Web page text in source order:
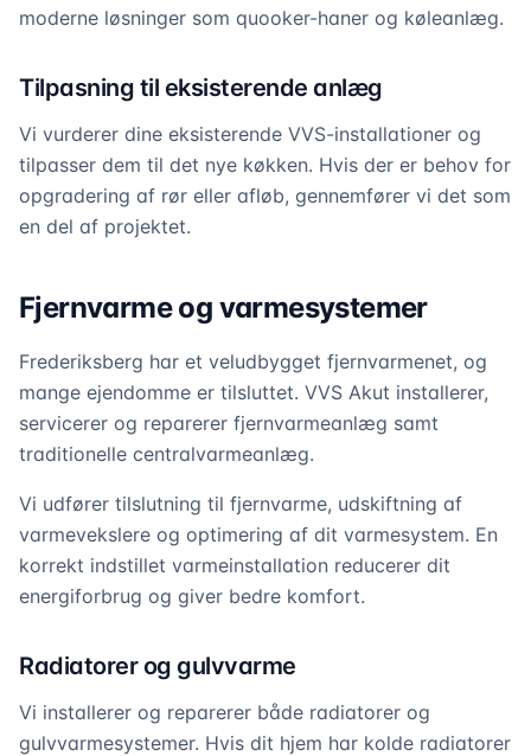
moderne løsninger som quooker-haner og køleanlæg.
Tilpasning til eksisterende anlæg
Vi vurderer dine eksisterende VVS-installationer og
tilpasser dem til det nye køkken. Hvis der er behov for
opgradering af rør eller afløb, gennemfører vi det som
en del af projektet.
Fjernvarme og varmesystemer
Frederiksberg har et veludbygget fjernvarmenet, og
mange ejendomme er tilsluttet. VVS Akut installerer,
servicerer og reparerer fjernvarmeanlæg samt
traditionelle centralvarmeanlæg.
Vi udfører tilslutning til fjernvarme, udskiftning af
varmevekslere og optimering af dit varmesystem. En
korrekt indstillet varmeinstallation reducerer dit
energiforbrug og giver bedre komfort.
Radiatorer og gulvvarme
Vi installerer og reparerer både radiatorer og
gulvvarmesystemer. Hvis dit hjem har kolde radiatorer